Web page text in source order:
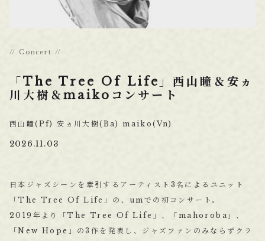
Concert
「The Tree Of Life」西山瞳＆安ヵ
川大樹＆maikoコンサート
西山瞳(Pf) 安ヵ川大樹(Ba) maiko(Vn)
2026.11.03
日本ジャズシーンを牽引するアーティスト3名によるユニット
「The Tree Of Life」の、umでの初コンサート。
2019年より「The Tree Of Life」、「mahoroba」、
「New Hope」の3作を発表し、ジャズファンのみならずクラ